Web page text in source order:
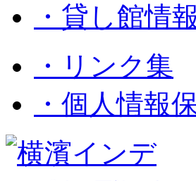
・貸し館情報
・リンク集
・個人情報